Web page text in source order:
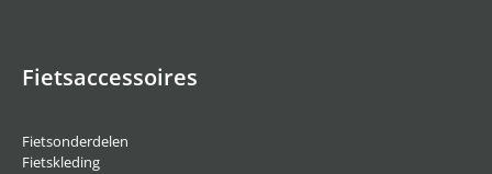
Fietsaccessoires
Fietsonderdelen
Fietskleding